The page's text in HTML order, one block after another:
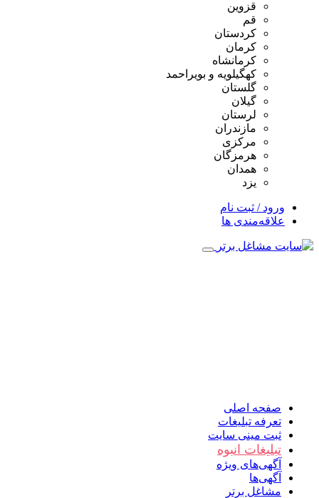
قزوین
قم
کردستان
کرمان
کرمانشاه
کهگیلویه و بویراحمد
گلستان
گیلان
لرستان
مازندران
مرکزی
هرمزگان
همدان
یزد
ورود / ثبت نام
علاقه‌مندی ها
صفحه اصلی
تعرفه تبلیغات
ثبت مینی سایت
تبلیغات انبوه
آگهی‌های ویژه
آگهی‌ها
مشاغل برتر